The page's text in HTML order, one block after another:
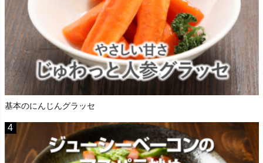
基本のにんじんグラッセ